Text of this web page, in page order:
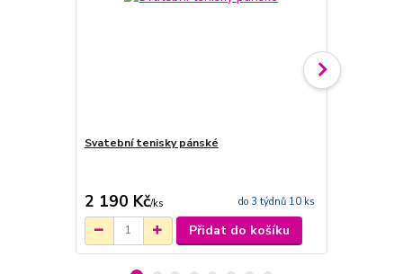
Svatební tenisky pánské
2 190 Kč/ks do 3 týdnů 10 ks
Přidat do košíku